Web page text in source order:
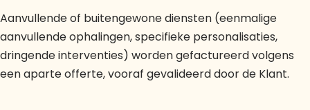
Aanvullende of buitengewone diensten (eenmalige
aanvullende ophalingen, specifieke personalisaties,
dringende interventies) worden gefactureerd volgens
een aparte offerte, vooraf gevalideerd door de Klant.